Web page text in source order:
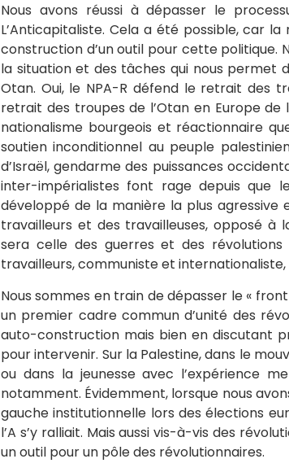
Nous avons réussi à dépasser le
L’Anticapitaliste. Cela a été possible, car
construction d’un outil pour cette politique.
la situation et des tâches qui nous permet
Otan. Oui, le NPA-R défend le retrait des
retrait des troupes de l’Otan en Europe de
nationalisme bourgeois et réactionnaire
soutien inconditionnel au peuple
d’Israël, gendarme des puissances
inter-impérialistes font rage depuis que
développé de la manière la plus agressive
travailleurs et des travailleuses, opposé à
sera celle des guerres et des
travailleurs, communiste et
Nous sommes en train de dépasser le «
un premier cadre commun d’unité des
auto-construction mais bien en discutant
pour intervenir. Sur la Palestine, dans le
ou dans la jeunesse avec l’expérience
notamment. Évidemment, lorsque nous
gauche institutionnelle lors des élections
l’A s’y ralliait. Mais aussi vis-à-vis des
un outil pour un pôle des révolutionnaires.